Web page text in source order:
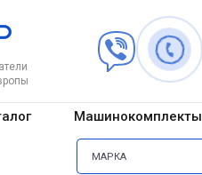
Машинокомплекты
МАРКА